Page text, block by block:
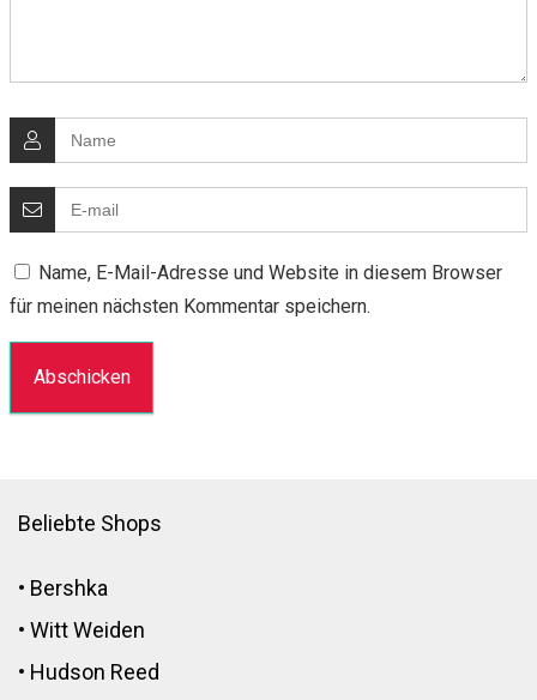
Name, E-Mail-Adresse und Website in diesem Browser
für meinen nächsten Kommentar speichern.
Beliebte Shops
• Bershka
• Witt Weiden
• Hudson Reed